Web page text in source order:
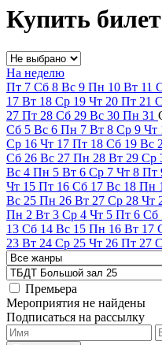
Купить билет
На неделю
Пт 7 Сб 8 Вс 9 Пн 10 Вт 11
17 Вт 18 Ср 19 Чт 20 Пт 21
27 Пт 28 Сб 29 Вс 30 Пн 31
Сб 5 Вс 6 Пн 7 Вт 8 Ср 9 Чт
Ср 16 Чт 17 Пт 18 Сб 19 Вс
Сб 26 Вс 27 Пн 28 Вт 29 Ср
Вс 4 Пн 5 Вт 6 Ср 7 Чт 8 Пт
Чт 15 Пт 16 Сб 17 Вс 18 Пн
Вс 25 Пн 26 Вт 27 Ср 28 Чт
Пн 2 Вт 3 Ср 4 Чт 5 Пт 6 Сб
13 Сб 14 Вс 15 Пн 16 Вт 17
23 Вт 24 Ср 25 Чт 26 Пт 27
Премьера
Мероприятия не найдены
Подписаться на рассылку